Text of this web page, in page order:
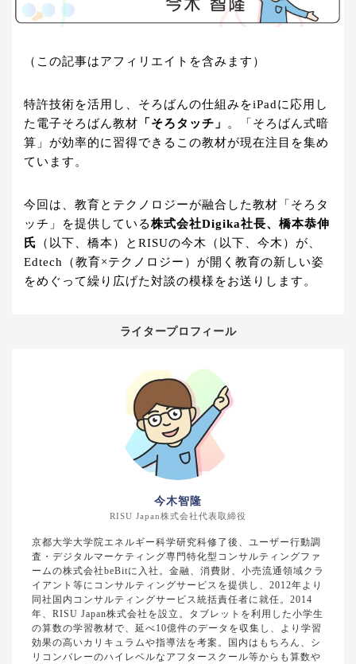
（この記事はアフィリエイトを含みます）
特許技術を活用し、そろばんの仕組みをiPadに応用し
た電子そろばん教材 「そろタッチ」 。「そろばん式暗
算」が効率的に習得できるこの教材が現在注目を集め
ています。
今回は、教育とテクノロジーが融合した教材「そろタ
ッチ」を提供している株式会社Digika社長、橋本恭伸
氏 （以下、橋本）とRISUの今木（以下、今木）が、
Edtech（教育×テクノロジー）が開く教育の新しい姿
をめぐって繰り広げた対談の模様をお送りします。
ライタープロフィール
今木智隆
RISU Japan株式会社代表取締役
京都大学大学院エネルギー科学研究科修了後、ユーザー行動調
査・デジタルマーケティング専門特化型コンサルティングファ
ームの株式会社beBitに入社。金融、消費財、小売流通領域クラ
イアント等にコンサルティングサービスを提供し、2012年より
同社国内コンサルティングサービス統括責任者に就任。2014
年、RISU Japan株式会社を設立。タブレットを利用した小学生
の算数の学習教材で、延べ10億件のデータを収集し、より学習
効果の高いカリキュラムや指導法を考案。国内はもちろん、シ
リコンバレーのハイレベルなアフタースクール等からも算数や